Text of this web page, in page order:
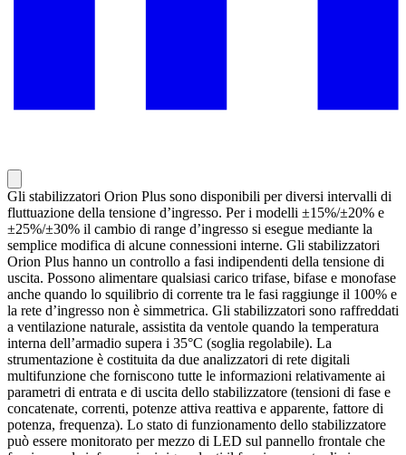
Gli stabilizzatori Orion Plus sono disponibili per diversi intervalli di
fluttuazione della tensione d’ingresso. Per i modelli ±15%/±20% e
±25%/±30% il cambio di range d’ingresso si esegue mediante la
semplice modifica di alcune connessioni interne. Gli stabilizzatori
Orion Plus hanno un controllo a fasi indipendenti della tensione di
uscita. Possono alimentare qualsiasi carico trifase, bifase e monofase
anche quando lo squilibrio di corrente tra le fasi raggiunge il 100% e
la rete d’ingresso non è simmetrica. Gli stabilizzatori sono raffreddati
a ventilazione naturale, assistita da ventole quando la temperatura
interna dell’armadio supera i 35°C (soglia regolabile). La
strumentazione è costituita da due analizzatori di rete digitali
multifunzione che forniscono tutte le informazioni relativamente ai
parametri di entrata e di uscita dello stabilizzatore (tensioni di fase e
concatenate, correnti, potenze attiva reattiva e apparente, fattore di
potenza, frequenza). Lo stato di funzionamento dello stabilizzatore
può essere monitorato per mezzo di LED sul pannello frontale che